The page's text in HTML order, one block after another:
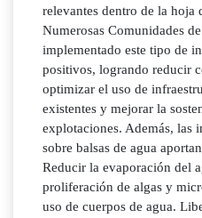
relevantes dentro de la hoja
Numerosas Comunidades
implementado este tipo de
positivos, logrando reducir
optimizar el uso de
existentes y mejorar la
explotaciones. Además, las
sobre balsas de agua
Reducir la evaporación del
proliferación de algas y
uso de cuerpos de agua.